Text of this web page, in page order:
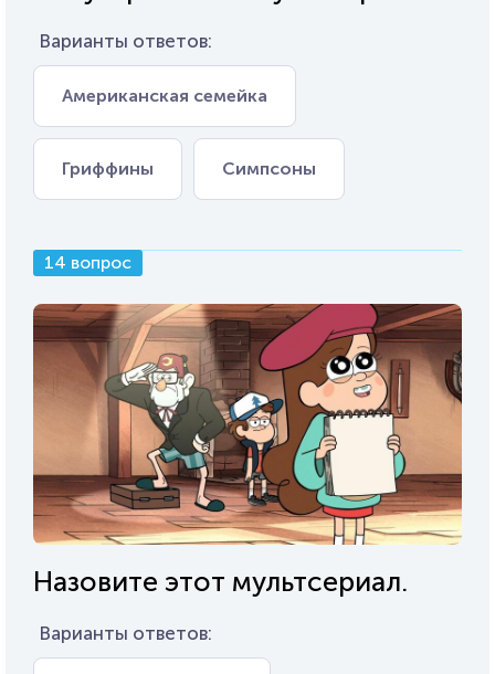
Варианты ответов:
Американская семейка
Гриффины Симпсоны
14 вопрос
Назовите этот мультсериал.
Варианты ответов: